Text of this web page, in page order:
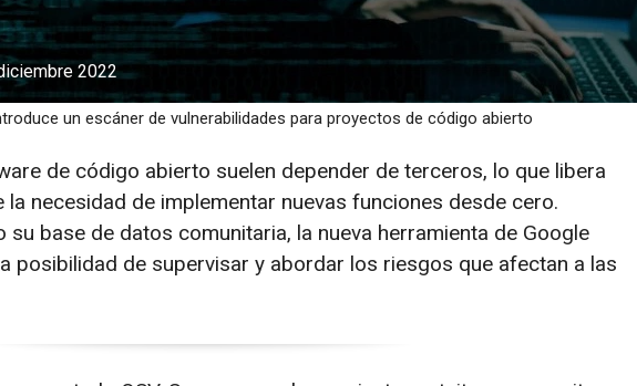
2022
un escáner de vulnerabilidades para proyectos de código abierto
de código abierto suelen depender de terceros, lo que libera
necesidad de implementar nuevas funciones desde cero.
base de datos comunitaria, la nueva herramienta de Google
posibilidad de supervisar y abordar los riesgos que afectan a las